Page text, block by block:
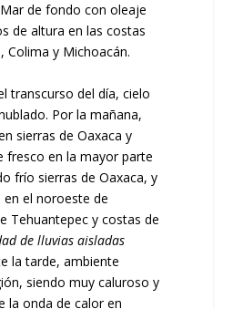
de fondo con oleaje
de altura en las costas
Colima y Michoacán.
transcurso del día, cielo
Por la mañana,
sierras de Oaxaca y
fresco en la mayor parte
frío sierras de Oaxaca, y
el noroeste de
Tehuantepec y costas de
de lluvias aisladas
la tarde, ambiente
siendo muy caluroso y
la onda de calor en